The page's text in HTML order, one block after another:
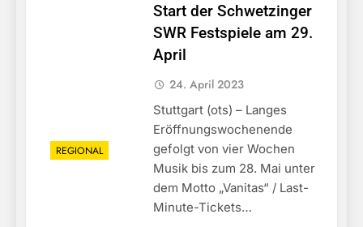
REGIONAL
Start der Schwetzinger
SWR Festspiele am 29.
April
24. April 2023
Stuttgart (ots) – Langes
Eröffnungswochenende
gefolgt von vier Wochen
Musik bis zum 28. Mai unter
dem Motto „Vanitas“ / Last-
Minute-Tickets…